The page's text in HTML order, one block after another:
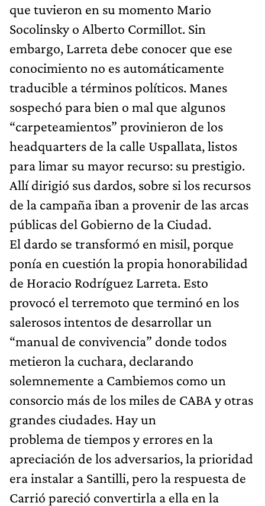
que tuvieron en su momento Mario
Socolinsky o Alberto Cormillot. Sin
embargo, Larreta debe conocer que ese
conocimiento no es automáticamente
traducible a términos políticos. Manes
sospechó para bien o mal que algunos
“carpeteamientos” provinieron de los
headquarters de la calle Uspallata, listos
para limar su mayor recurso: su prestigio.
Allí dirigió sus dardos, sobre si los recursos
de la campaña iban a provenir de las arcas
públicas del Gobierno de la Ciudad.
El dardo se transformó en misil, porque
ponía en cuestión la propia honorabilidad
de Horacio Rodríguez Larreta. Esto
provocó el terremoto que terminó en los
salerosos intentos de desarrollar un
“manual de convivencia” donde todos
metieron la cuchara, declarando
solemnemente a Cambiemos como un
consorcio más de los miles de CABA y otras
grandes ciudades. Hay un
problema de tiempos y errores en la
apreciación de los adversarios, la prioridad
era instalar a Santilli, pero la respuesta de
Carrió pareció convertirla a ella en la